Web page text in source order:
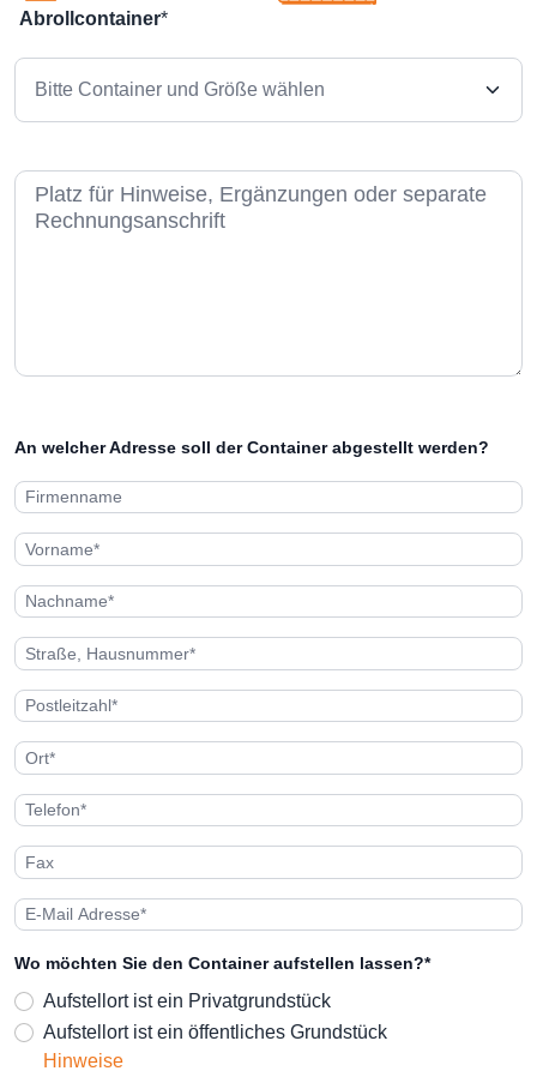
Abrollcontainer*
An welcher Adresse soll der Container abgestellt werden?
Wo möchten Sie den Container aufstellen lassen?*
Aufstellort ist ein Privatgrundstück
Aufstellort ist ein öffentliches Grundstück
Hinweise